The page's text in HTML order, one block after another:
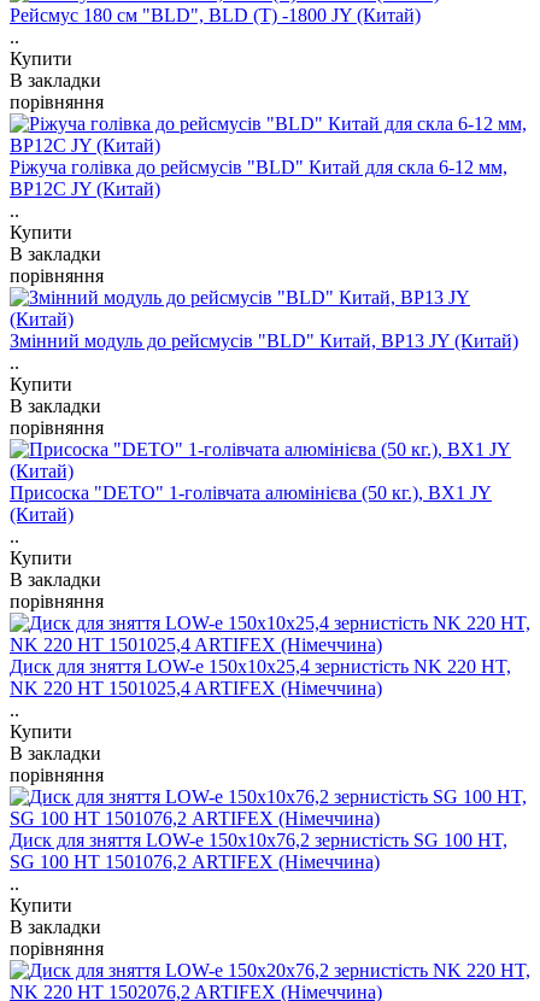
Рейсмус 180 см "BLD", BLD (T) -1800 JY (Китай)
..
Купити
В закладки
порівняння
Ріжуча голівка до рейсмусів "BLD" Китай для скла 6-12 мм,
ВР12C JY (Китай)
..
Купити
В закладки
порівняння
Змінний модуль до рейсмусів "BLD" Китай, ВР13 JY (Китай)
..
Купити
В закладки
порівняння
Присоска "DETO" 1-голівчата алюмінієва (50 кг.), ВХ1 JY
(Китай)
..
Купити
В закладки
порівняння
Диск для зняття LOW-e 150x10x25,4 зернистість NK 220 HT,
NK 220 HT 1501025,4 ARTIFEX (Німеччина)
..
Купити
В закладки
порівняння
Диск для зняття LOW-e 150x10x76,2 зернистість SG 100 HT,
SG 100 НТ 1501076,2 ARTIFEX (Німеччина)
..
Купити
В закладки
порівняння